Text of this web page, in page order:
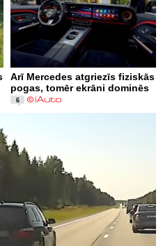
Arī Mercedes atgriezīs fiziskās
pogas, tomēr ekrāni dominēs
6